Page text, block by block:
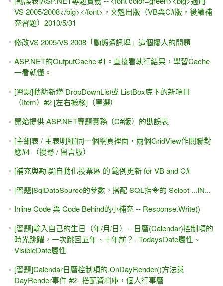
VS 2005/2008</big></font>，文魁出版（VB與C#版，後續補
充習題）2010/5/31
修改VS 2005/VS 2008「動態通訊埠」這個擾人的問題
ASP.NET的OutputCache #1。直接看執行結果，學習Cache
一看就懂。
[習題]動態新增 DropDownList或 ListBox底下的新項目
（Item）#2 [左右搬移]（單選）
開始提供 ASP.NET專題實務（C#版）的勘誤表
[主細表 / 主表明細]同一個網頁裡面，兩個GridView作關聯對
應#4 （搜尋 / 留言版）
[補充與勘誤]自動化投票區 的 範例更新 for VB and C#
[習題]SqlDataSource的參數，搭配 SQL指令的 Select ...IN...
Inline Code 與 Code Behind的小補充 -- Response.Write()
[習題]輸入自己的生日（年/月/日）-- 日曆(Calendar)控制項的
時光跳躍，一次跳回五年、十年前？--TodaysDate屬性、
VisibleDate屬性
[習題]Calendar日曆控制項的.OnDayRender()方法與
DayRender事件 #2--搭配資料庫，個人行事曆